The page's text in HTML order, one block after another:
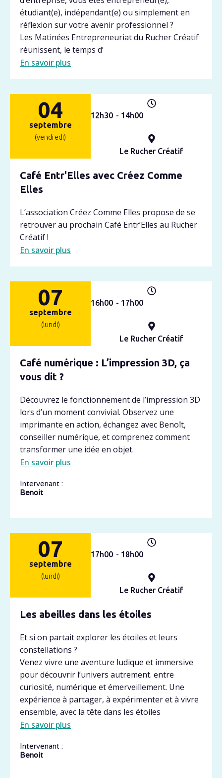
étudiant(e), indépendant(e) ou simplement en
réflexion sur votre avenir professionnel ?
Les Matinées Entrepreneuriat du Rucher Créatif
réunissent, le temps d’
En savoir plus
04
septembre
(vendredi)
12h30 - 14h00
Le Rucher Créatif
Café Entr'Elles avec Créez Comme
Elles
L’association Créez Comme Elles propose de se
retrouver au prochain Café Entr’Elles au Rucher
Créatif !
En savoir plus
07
septembre
(lundi)
16h00 - 17h00
Le Rucher Créatif
Café numérique : L’impression 3D, ça
vous dit ?
Découvrez le fonctionnement de l’impression 3D
lors d’un moment convivial. Observez une
imprimante en action, échangez avec Benoît,
conseiller numérique, et comprenez comment
transformer une idée en objet.
En savoir plus
Intervenant :
Benoit
07
septembre
(lundi)
17h00 - 18h00
Le Rucher Créatif
Les abeilles dans les étoiles
Et si on partait explorer les étoiles et leurs
constellations ?
Venez vivre une aventure ludique et immersive
pour découvrir l’univers autrement. entre
curiosité, numérique et émerveillement. Une
expérience à partager, à expérimenter et à vivre
ensemble, avec la tête dans les étoiles
En savoir plus
Intervenant :
Benoit